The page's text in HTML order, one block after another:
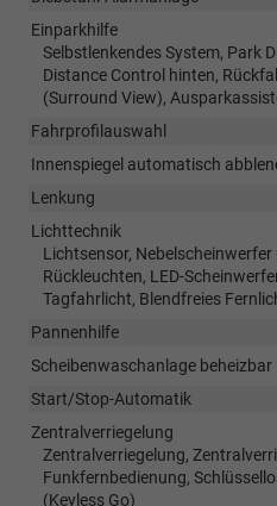
Einparkhilfe
Selbstlenkendes System, Park
Distance Control hinten,
(Surround View),
Fahrprofilauswahl
Innenspiegel automatisch
Lenkung
Lichttechnik
Lichtsensor,
Rückleuchten, LED-
Tagfahrlicht, Blendfreies
Pannenhilfe
Scheibenwaschanlage beheizbar
Start/Stop-Automatik
Zentralverriegelung
Zentralverriegelung,
Funkfernbedienung,
(Keyless Go)